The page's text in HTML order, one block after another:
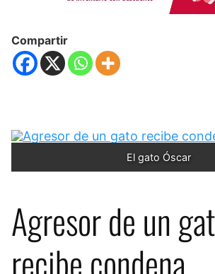
Compartir
El gato Óscar
Agresor de un
recibe condena